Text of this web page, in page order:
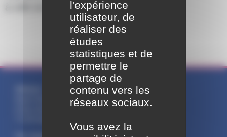
à 10h en mairie
Mairie Saint-Pathus
l'expérience
utilisateur, de
réaliser des
études
statistiques et de
permettre le
partage de
contenu vers les
réseaux sociaux.
Vous avez la